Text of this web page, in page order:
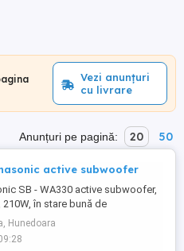
Vezi anunțuri
cu livrare
Anunțuri pe pagină: 20 50
active subwoofer
SB - WA330 active subwoofer,
în stare bună de
Hunedoara